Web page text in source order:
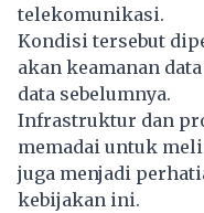
telekomunikasi.
Kondisi tersebut
akan keamanan
data sebelumnya.
Infrastruktur dan
memadai untuk
juga menjadi
kebijakan ini.